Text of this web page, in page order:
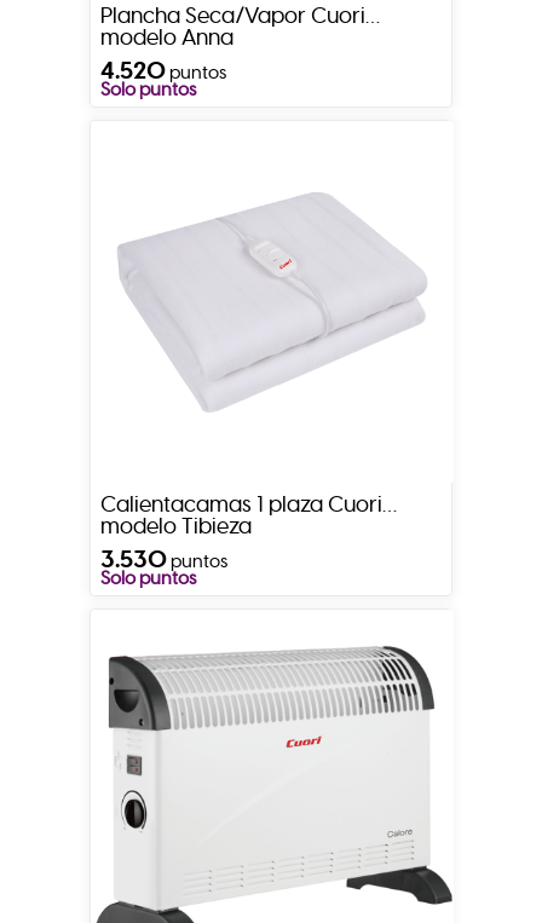
Plancha Seca/Vapor Cuori
modelo Anna
4.520puntos
Solo puntos
Calientacamas 1 plaza Cuori
modelo Tibieza
3.530puntos
Solo puntos